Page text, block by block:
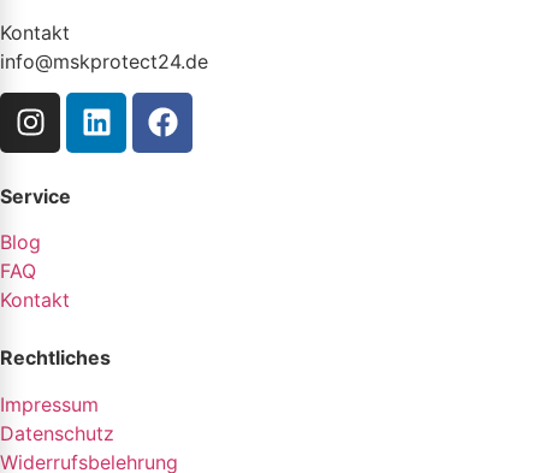
Kontakt
info@mskprotect24.de
Service
Blog
FAQ
Kontakt
Rechtliches
Impressum
Datenschutz
Widerrufsbelehrung